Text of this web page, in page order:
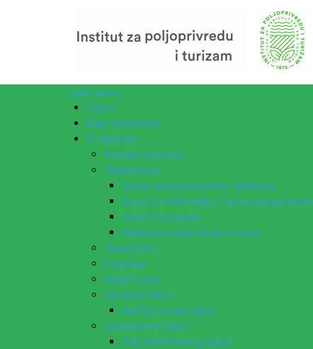
Open menu
Vijesti
Riječ ravnatelja
O Institutu
Povijest Instituta
Organizacija
Zavod za poljoprivredu i prehranu
Zavod za ekonomiku i razvoj poljoprivrede
Zavod za turizam
Pokusno poljoprivredno imanje
Zaposlenici
Euraxess
Misija i vizija
Upravno Vijeće
Rad Upravnog vijeća
Znanstveno Vijeće
Rad Znanstvenog vijeća